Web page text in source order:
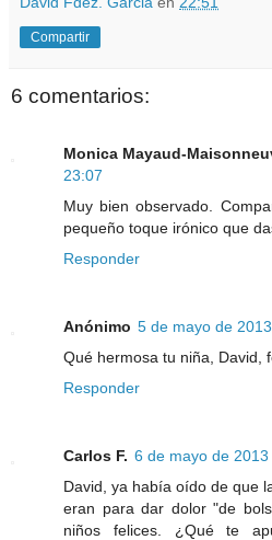
Compartir
6 comentarios:
Monica Mayaud-
23:07
Muy bien observado.
pequeño toque irónico que
Responder
Anónimo 5 de mayo de
Qué hermosa tu niña, David,
Responder
Carlos F. 6 de mayo de 2013
David, ya había oído de que
eran para dar dolor "de
niños felices. ¿Qué te